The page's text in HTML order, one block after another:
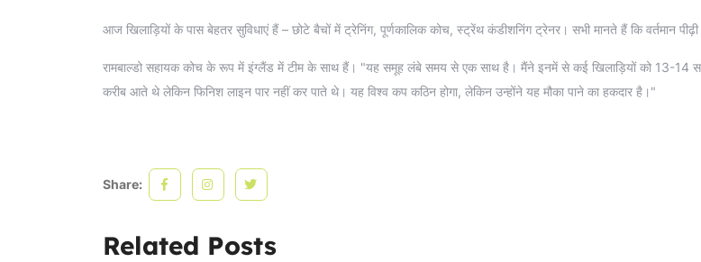
आज खिलाड़ियों के पास बेहतर सुविधाएं हैं – छोटे बैचों में ट्रेनिंग, पूर्णकालिक कोच, स्ट्रेंथ कंडीशनिंग ट्रेनर। सभी मानते हैं कि वर्तमान
रामबाल्डो सहायक कोच के रूप में इंग्लैंड में टीम के साथ हैं। "यह समूह लंबे समय से एक साथ है। मैंने इनमें से कई खिलाड़ियों को 13-14
करीब आते थे लेकिन फिनिश लाइन पार नहीं कर पाते थे। यह विश्व कप कठिन होगा, लेकिन उन्होंने यह मौका पाने का हकदार है।"
Share:
Related Posts